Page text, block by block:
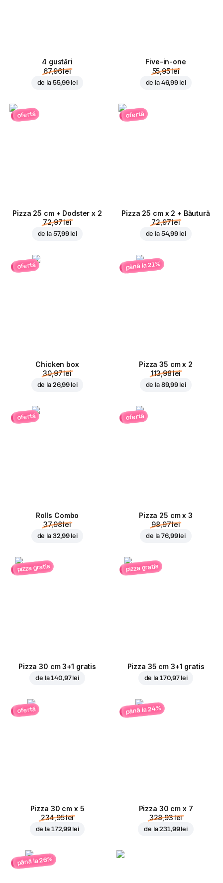
4 gustări
67,96 lei
de la 55,99 lei
Five-in-one
55,95 lei
de la 46,99 lei
ofertă
Pizza 25 cm + Dodster x 2
72,97 lei
de la 57,99 lei
ofertă
Pizza 25 cm x 2 + Băutură
72,97 lei
de la 54,99 lei
ofertă
Chicken box
30,97 lei
de la 26,99 lei
până la 21%
Pizza 35 cm x 2
113,98 lei
de la 89,99 lei
ofertă
Rolls Combo
37,98 lei
de la 32,99 lei
ofertă
Pizza 25 cm x 3
98,97 lei
de la76,99 lei
pizza gratis
Pizza 30 cm 3+1 gratis
de la140,97 lei
pizza gratis
Pizza 35 cm 3+1 gratis
de la 170,97 lei
ofertă
Pizza 30 cm x 5
234,95 lei
de la 172,99 lei
până la 24%
Pizza 30 cm x 7
328,93 lei
de la231,99 lei
până la 26%